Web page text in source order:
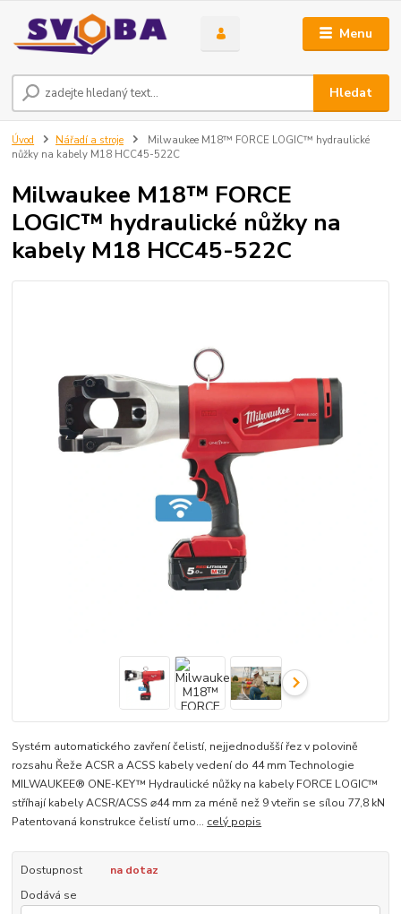
Menu
Hledat
Úvod Nářadí a stroje
Milwaukee M18™ FORCE LOGIC™ hydraulické
nůžky na kabely M18 HCC45-522C
Milwaukee M18™ FORCE
LOGIC™ hydraulické nůžky na
kabely M18 HCC45-522C
Systém automatického zavření čelistí, nejjednodušší řez v polovině
rozsahu Řeže ACSR a ACSS kabely vedení do 44 mm Technologie
MILWAUKEE® ONE-KEY™ Hydraulické nůžky na kabely FORCE LOGIC™
stříhají kabely ACSR/ACSS ⌀44 mm za méně než 9 vteřin se sílou 77,8 kN
Patentovaná konstrukce čelistí umo... celý popis
Dostupnost
na dotaz
Dodává se